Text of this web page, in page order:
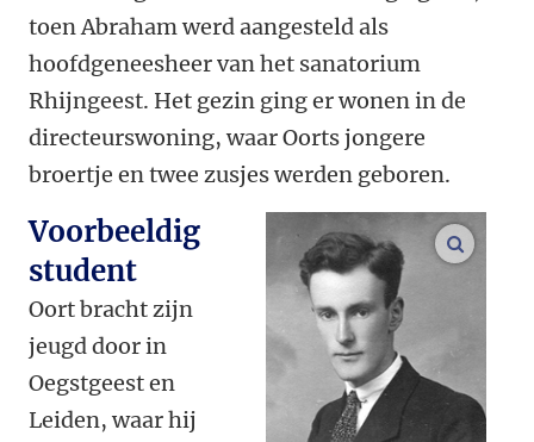
toen Abraham werd aangesteld als
hoofdgeneesheer van het sanatorium
Rhijngeest. Het gezin ging er wonen in de
directeurswoning, waar Oorts jongere
broertje en twee zusjes werden geboren.
Voorbeeldig
student
Oort bracht zijn
jeugd door in
Oegstgeest en
Leiden, waar hij